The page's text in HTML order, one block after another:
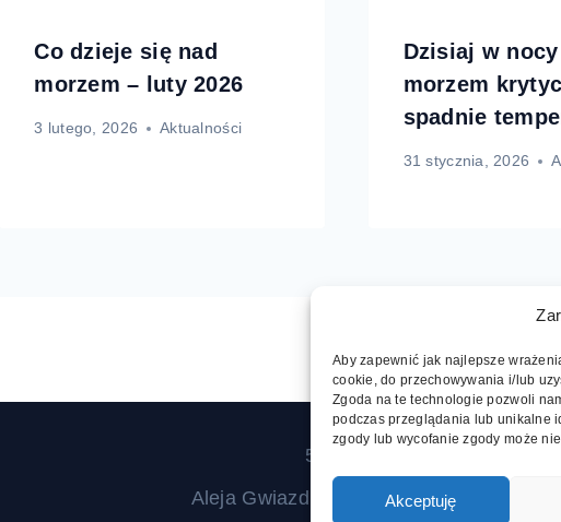
Aby zapewnić jak najlepsze
cookie, do przechowywania i/lub
Zgoda na te technologie pozwoli
podczas przeglądania lub unikalne
zgody lub wycofanie zgody może
Akceptuję
Co dzieje się nad
morzem – luty 2026
3 lutego, 2026 Aktualności
Dzisiaj w nocy
morzem
spadnie
31 stycznia, 2026
5 pomysłów na brzydką
Aleja Gwiazd Sportu w Dziwnowie